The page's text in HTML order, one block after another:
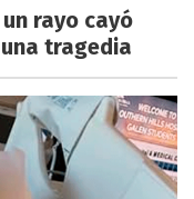
rayo cayó
tragedia